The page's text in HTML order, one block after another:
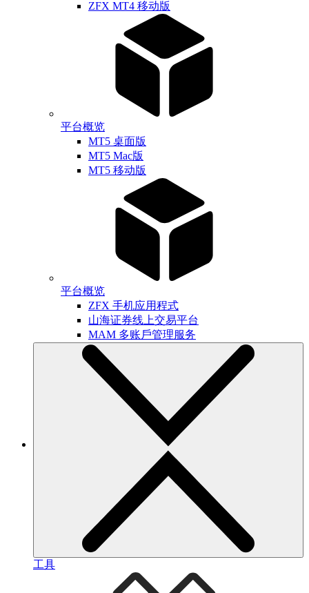
ZFX MT4 移动版
平台概览
MT5 桌面版
MT5 Mac版
MT5 移动版
平台概览
ZFX 手机应用程式
山海证券线上交易平台
MAM 多账戶管理服务
工具